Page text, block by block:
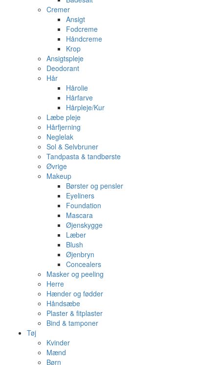
Cremer
Ansigt
Fodcreme
Håndcreme
Krop
Ansigtspleje
Deodorant
Hår
Hårolie
Hårfarve
Hårpleje/Kur
Læbe pleje
Hårfjerning
Neglelak
Sol & Selvbruner
Tandpasta & tandbørste
Øvrige
Makeup
Børster og pensler
Eyeliners
Foundation
Mascara
Øjenskygge
Læber
Blush
Øjenbryn
Concealers
Masker og peeling
Herre
Hænder og fødder
Håndsæbe
Plaster & fitplaster
Bind & tamponer
Tøj
Kvinder
Mænd
Børn